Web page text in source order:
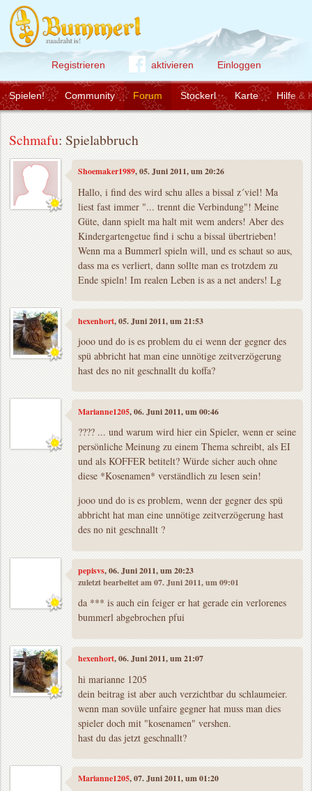
Registrieren aktivieren Einloggen
Community Forum Stockerl Karte Hilfe &
Spielen!
Schmafu: Spielabbruch
Shoemaker1989, 05. Juni 2011, um 20:26
Hallo, i find des wird schu alles a bissal z´viel! Ma
liest fast immer "... trennt die Verbindung"! Meine
Güte, dann spielt ma halt mit wem anders! Aber des
Kindergartengetue find i schu a bissal übertrieben!
Wenn ma a Bummerl spieln will, und es schaut so aus,
dass ma es verliert, dann sollte man es trotzdem zu
Ende spieln! Im realen Leben is as a net anders! Lg
hexenhort, 05. Juni 2011, um 21:53
jooo und do is es problem du ei wenn der gegner des
spü abbricht hat man eine unnötige zeitverzögerung
hast des no nit geschnallt du koffa?
Marianne1205, 06. Juni 2011, um 00:46
???? ... und warum wird hier ein Spieler, wenn er seine
persönliche Meinung zu einem Thema schreibt, als EI
und als KOFFER betitelt? Würde sicher auch ohne
diese *Kosenamen* verständlich zu lesen sein!
jooo und do is es problem, wenn der gegner des spü
abbricht hat man eine unnötige zeitverzögerung hast
des no nit geschnallt ?
pepisvs, 06. Juni 2011, um 20:23
zuletzt bearbeitet am 07. Juni 2011, um 09:01
da *** is auch ein feiger er hat gerade ein verlorenes
bummerl abgebrochen pfui
hexenhort, 06. Juni 2011, um 21:07
hi marianne 1205
dein beitrag ist aber auch verzichtbar du schlaumeier.
wenn man sovüle unfaire gegner hat muss man dies
spieler doch mit "kosenamen" vershen.
hast du das jetzt geschnallt?
Marianne1205, 07. Juni 2011, um 01:20